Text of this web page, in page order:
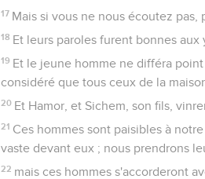
17 Mais si vous ne nous écoutez
18 Et leurs paroles furent bonnes aux
19 Et le jeune homme ne différa
considéré que tous ceux de la
20 Et Hamor, et Sichem, son fils,
21 Ces hommes sont paisibles à
vaste devant eux ; nous prendrons
22 mais ces hommes s'accorderont